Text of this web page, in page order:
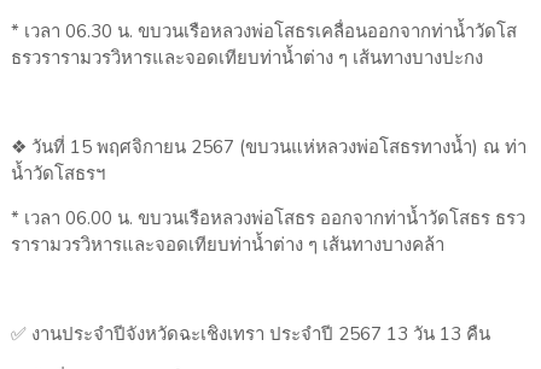
* เวลา 06.30 น. ขบวนเรือหลวงพ่อโสธรเคลื่อนออกจากท่าน้ำวัดโส
ธรวรารามวรวิหารและจอดเทียบท่าน้ำต่าง ๆ เส้นทางบางปะกง
❖ วันที่ 15 พฤศจิกายน 2567 (ขบวนแห่หลวงพ่อโสธรทางน้ำ) ณ ท่า
น้ำวัดโสธรฯ
* เวลา 06.00 น. ขบวนเรือหลวงพ่อโสธร ออกจากท่าน้ำวัดโสธร ธรว
รารามวรวิหารและจอดเทียบท่าน้ำต่าง ๆ เส้นทางบางคล้า
✅ งานประจำปีจังหวัดฉะเชิงเทรา ประจำปี 2567 13 วัน 13 คืน